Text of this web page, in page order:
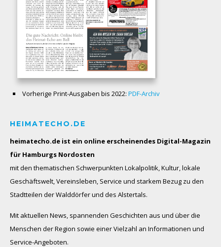
Vorherige Print-Ausgaben bis 2022: PDF-Archiv
HEIMATECHO.DE
heimatecho.de ist ein online erscheinendes Digital-Magazin
für Hamburgs Nordosten
mit den thematischen Schwerpunkten Lokalpolitik, Kultur, lokale
Geschäftswelt, Vereinsleben, Service und starkem Bezug zu den
Stadtteilen der Walddörfer und des Alstertals.
Mit aktuellen News, spannenden Geschichten aus und über die
Menschen der Region sowie einer Vielzahl an Informationen und
Service-Angeboten.